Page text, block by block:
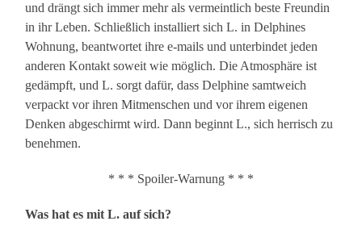
und drängt sich immer mehr als vermeintlich beste Freundin
in ihr Leben. Schließlich installiert sich L. in Delphines
Wohnung, beantwortet ihre e-mails und unterbindet jeden
anderen Kontakt soweit wie möglich. Die Atmosphäre ist
gedämpft, und L. sorgt dafür, dass Delphine samtweich
verpackt vor ihren Mitmenschen und vor ihrem eigenen
Denken abgeschirmt wird. Dann beginnt L., sich herrisch zu
benehmen.
* * * Spoiler-Warnung * * *
Was hat es mit L. auf sich?